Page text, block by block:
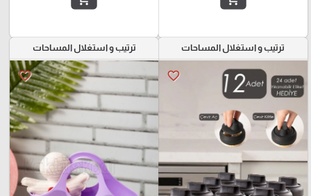
ترتيب و استغلال المساحات
favorite_border
ترتيب و استغلال المساحات
favorite_border